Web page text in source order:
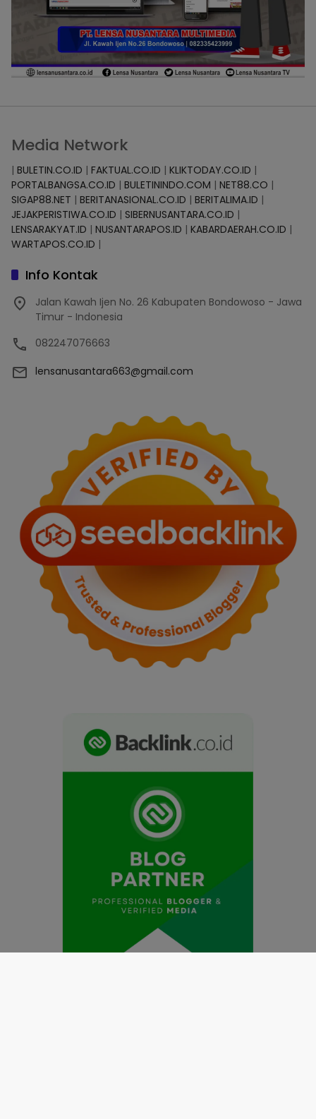
Media Network
| BULETIN.CO.ID | FAKTUAL.CO.ID | KLIKTODAY.CO.ID |
PORTALBANGSA.CO.ID | BULETININDO.COM | NET88.CO |
SIGAP88.NET | BERITANASIONAL.CO.ID | BERITALIMA.ID |
JEJAKPERISTIWA.CO.ID | SIBERNUSANTARA.CO.ID |
LENSARAKYAT.ID | NUSANTARAPOS.ID | KABARDAERAH.CO.ID |
WARTAPOS.CO.ID |
Info Kontak
Jalan Kawah Ijen No. 26 Kabupaten Bondowoso - Jawa
Timur - Indonesia
082247076663
lensanusantara663@gmail.com